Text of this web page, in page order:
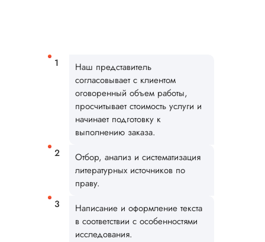
Наш представитель
согласовывает с клиентом
оговоренный объем работы,
просчитывает стоимость услуги и
начинает подготовку к
выполнению заказа.
Отбор, анализ и систематизация
литературных источников по
праву.
Написание и оформление текста
в соответствии с особенностями
исследования.
вышла достаточно
самостоятельно и
огромное
целом ...